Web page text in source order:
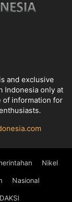
and exclusive
Indonesia only at
of information for
Nikel
Nasional